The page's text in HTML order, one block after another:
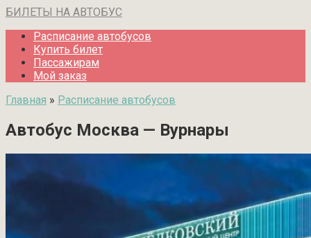
Перейти
контенту
БИЛЕТЫ НА АВТОБУС
Расписание автобусов
Купить билет
Пассажирам
Мой заказ
Главная » Расписание автобусов
Автобус Москва — Вурнары